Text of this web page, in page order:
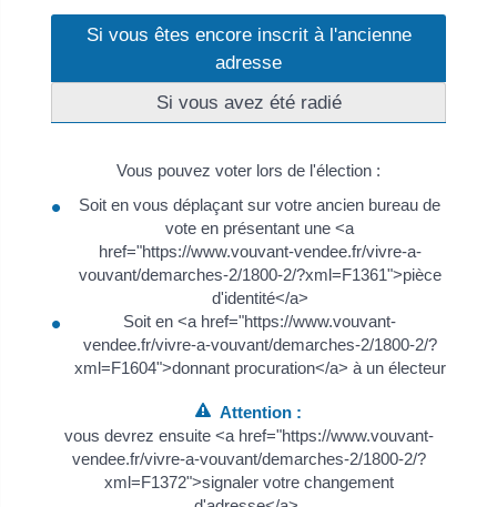
Si vous êtes encore inscrit à l'ancienne
adresse
Si vous avez été radié
Vous pouvez voter lors de l'élection :
Soit en vous déplaçant sur votre ancien bureau de
vote en présentant une <a
href="https://www.vouvant-vendee.fr/vivre-a-
vouvant/demarches-2/1800-2/?xml=F1361">pièce
d'identité</a>
Soit en <a href="https://www.vouvant-
vendee.fr/vivre-a-vouvant/demarches-2/1800-2/?
xml=F1604">donnant procuration</a> à un électeur
Attention :
vous devrez ensuite <a href="https://www.vouvant-
vendee.fr/vivre-a-vouvant/demarches-2/1800-2/?
xml=F1372">signaler votre changement